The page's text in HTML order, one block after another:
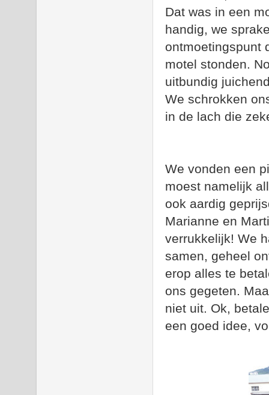
Dat was in een
handig, we
ontmoetingspunt
motel stonden.
uitbundig
We schrokken
in de lach die
We vonden een
moest namelijk
ook aardig
Marianne en
verrukkelijk! We
samen, geheel
erop alles te
ons gegeten.
niet uit. Ok,
een goed idee,